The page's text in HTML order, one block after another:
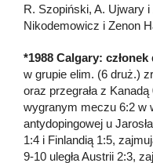
R. Szopiński, A. Ujwary
Nikodemowicz i Zenon
*1988 Calgary:
w grupie elim. (6 druż.)
oraz przegrała z
wygranym meczu 6:2 w
antydopingowej u
1:4 i Finlandią 1:5,
9-10 uległa Austrii 2:3,